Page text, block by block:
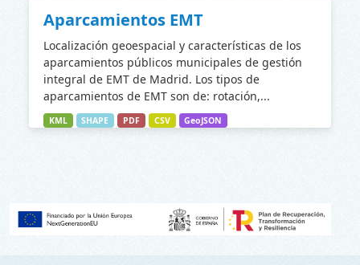
Aparcamientos EMT
Localización geoespacial y características de los
aparcamientos públicos municipales de gestión
integral de EMT de Madrid. Los tipos de
aparcamientos de EMT son de: rotación,...
KML SHAPE PDF CSV GeoJSON